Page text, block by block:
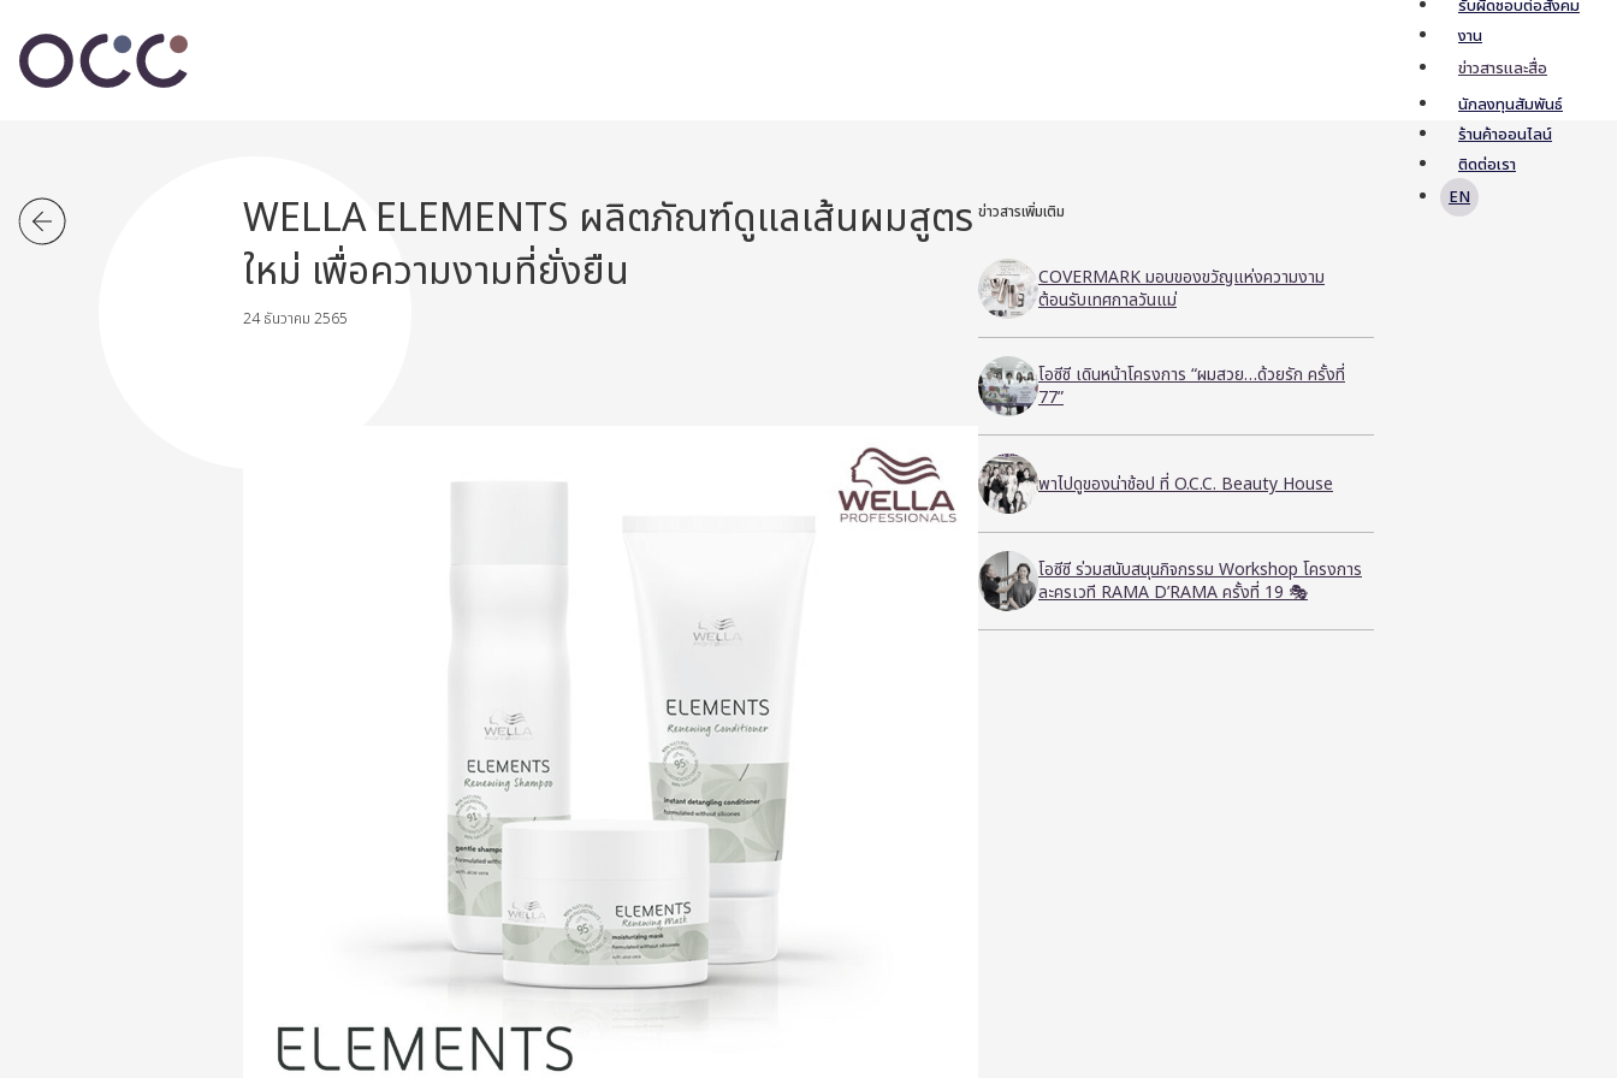
รับผิดชอบต่อสังคม
งาน
ข่าวสารและสื่อ
นักลงทุนสัมพันธ์
ร้านค้าออนไลน์
ติดต่อเรา
EN
WELLA ELEMENTS ผลิตภัณฑ์ดูแลเส้นผมสูตร
ใหม่ เพื่อความงามที่ยั่งยืน
24 ธันวาคม 2565
ข่าวสารเพิ่มเติม
COVERMARK มอบของขวัญแห่งความงาม
ต้อนรับเทศกาลวันแม่
โอซีซี เดินหน้าโครงการ “ผมสวย…ด้วยรัก ครั้งที่
77”
พาไปดูของน่าช้อป ที่ O.C.C. Beauty House
โอซีซี ร่วมสนับสนุนกิจกรรม Workshop โครงการ
ละครเวที RAMA D’RAMA ครั้งที่ 19 🎭